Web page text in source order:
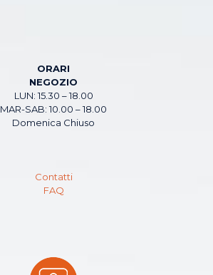
ORARI
NEGOZIO
LUN: 15.30 – 18.00
MAR-SAB: 10.00 – 18.00
Domenica Chiuso
Contatti
FAQ